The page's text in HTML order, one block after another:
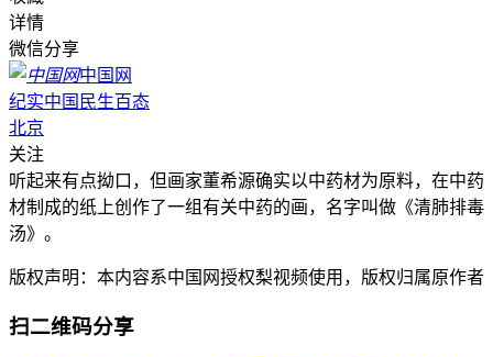
详情
微信分享
中国网
纪实中国民生百态
北京
关注
听起来有点拗口，但画家董希源确实以中药材为原料，在中药
材制成的纸上创作了一组有关中药的画，名字叫做《清肺排毒
汤》。
版权声明：本内容系中国网授权梨视频使用，版权归属原作者
扫二维码分享